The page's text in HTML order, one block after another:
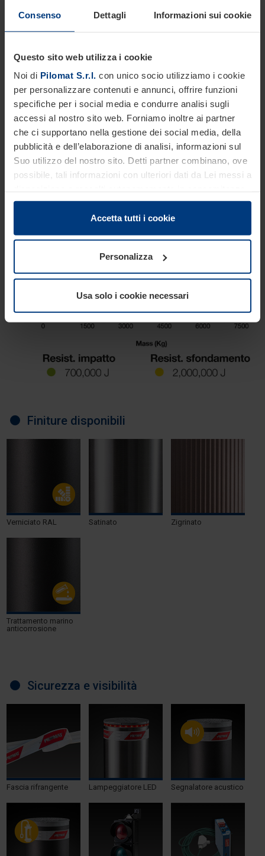
Consenso Dettagli Informazioni sui cookie
Questo sito web utilizza i cookie
Noi di Pilomat S.r.l. con unico socio utilizziamo i cookie
per personalizzare contenuti e annunci, offrire funzioni
specifiche per i social media e condurre analisi sugli
accessi al nostro sito web. Forniamo inoltre ai partner
che ci supportano nella gestione dei social media, della
pubblicità e dell’elaborazione di analisi, informazioni sul
Suo utilizzo del nostro sito. Detti partner combinano, ove
possibile, tali informazioni con ulteriori dati da Lei messi a
con il Suo impiego dei servizi offerti.
Le disposizioni di legge ci autorizzano a salvare i cookie
sul Suo dispositivo in tutti quei casi in cui essi sono
sito. Per tutti gli altri tipi di cookie, necessitiamo del Suo
consenso. Lei ha comunque facoltà di modificare o
Accetta tutti i cookie
Personalizza
Usa solo i cookie necessari
Crash test
Finiture disponibili
Verniciato RAL Satinato Zigrinato
Trattamento marino
anticorrosione
Sicurezza e visibilità
Fascia rifrangente Lampeggiatore LED Segnalatore acustico